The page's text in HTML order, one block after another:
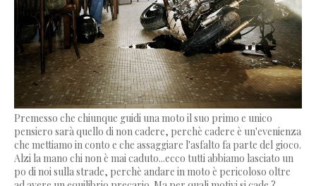
Premesso che chiunque guidi una moto il suo primo e unico
pensiero sarà quello di non cadere, perchè cadere è un'evenienza
che mettiamo in conto e che assaggiare l'asfalto fa parte del gioco.
Alzi la mano chi non è mai caduto...ecco tutti abbiamo lasciato un
po di noi sulla strade, perchè andare in moto è pericoloso oltre